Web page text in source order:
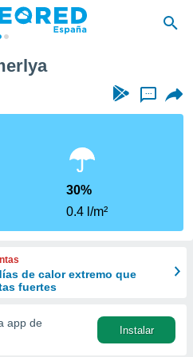
...
30%
0.4 l/m²
de calor extremo que
fuertes
app de
Instalar